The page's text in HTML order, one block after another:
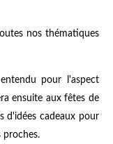
nos thématiques
pour l'aspect
ensuite aux fêtes de
d'idées cadeaux pour
proches.